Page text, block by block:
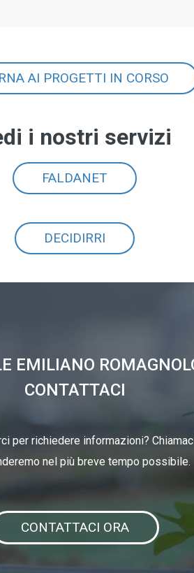
AI PROGETTI IN CORSO
i nostri servizi
FALDANET
DECIDIRRI
EMILIANO
CONTATTACI
per richiedere informazioni?
nel più breve tempo possibile.
CONTATTACI ORA